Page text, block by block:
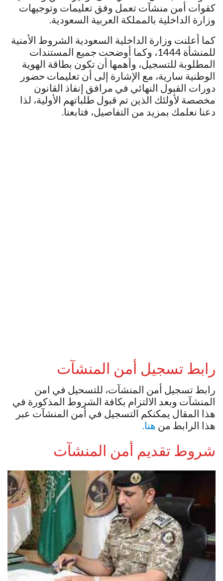
كقوات أمن منشآت تعمل وفق تعليمات وتوجيهات
وزارة الداخلية بالمملكة العربية السعودية.
كما أعلنت وزارة الداخلية السعودية الشروط الأمنية
للمنشأة 1444، وكما أوضحت جميع المستندات
المطلوبة للتسجيل، وأهمها أن تكون بطاقة الهوية
الوطنية سارية، مع الإشارة إلى أن تعليمات حضور
دورات القبول النهائي في مرافق إنفاذ القانون
مخصصة لأولئك الذين تم قبول طلباتهم الأولية، لذا
دعنا نعلمك بمزيد من التفاصيل، فتابعنا.
رابط تسجيل أمن المنشآت
رابط تسجيل أمن المنشآت، للتسحيل في امن
المنشآت وبعد الالتزام بكافة الشروط المذكورة في
هذا المقال يمكنكم التسجيل في أمن المنشآت عبر
هذا الرابط من هنا.
شروط تقديم أمن المنشآت